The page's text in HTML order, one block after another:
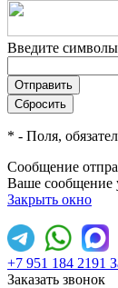
Введите
* - Поля,
Сообщение
Ваше сообщение
Закрыть окно
+7 951 184 2191
Заказать звонок